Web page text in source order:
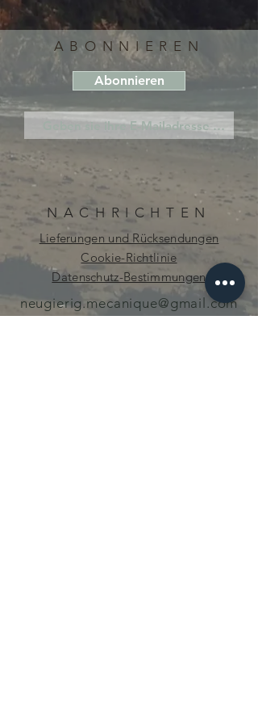
ABONNIEREN
Abonnieren
NACHRICHTEN
Lieferungen und Rücksendungen
Cookie-Richtlinie
Datenschutz-Bestimmungen
neugierig.mecanique@gmail.com